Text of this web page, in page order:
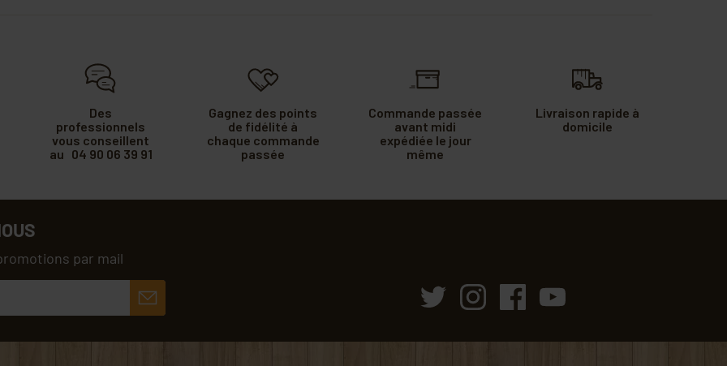
Des
professionnels
vous conseillent
au 04 90 06 39 91
Gagnez des points
de fidélité à
chaque commande
passée
Commande passée
avant midi
expédiée le jour
même
Livraison rapide à
domicile
par mail